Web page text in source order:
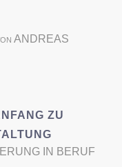
ANDREAS
ZU
IN BERUF